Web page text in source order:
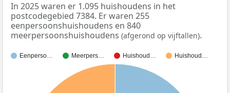
In 2025 waren er 1.095 huishoudens in het
postcodegebied 7384. Er waren 255
eenpersoonshuishoudens en 840
meerpersoonshuishoudens (afgerond op vijftallen).
Eenperso… Meerpers… Huishoud… Huishoud…